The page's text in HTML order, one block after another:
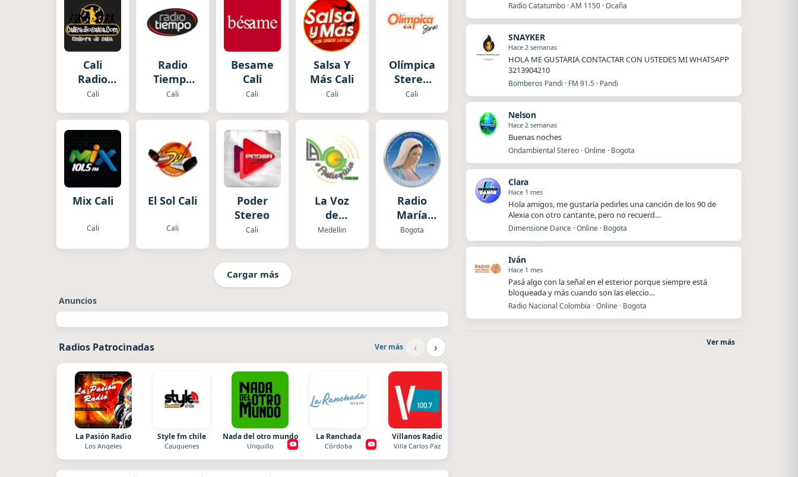
Cali
Radio
Salsa
Cali
Radio
Tiempo
Cali
Cali
Besame
Cali
Cali
Salsa Y
Más Cali
Cali
Olímpica
Stereo
Cali
Cali
Mix Cali
Cali
El Sol Cali
Cali
Poder
Stereo
Cali
La Voz
de
Antioquia
Medellin
Radio
María
Colombia
Bogota
Cargar más
Anuncios
Radios Patrocinadas Ver más ‹ ›
La Pasión Radio
Los Angeles
Style fm chile
Cauquenes
Nada del otro mundo
Unquillo
La Ranchada
Córdoba
Villanos Radio
Villa Carlos Paz
Radio Catatumbo · AM 1150 · Ocaña
SNAYKER
Hace 2 semanas
HOLA ME GUSTARIA CONTACTAR CON USTEDES MI WHATSAPP
3213904210
Bomberos Pandi · FM 91.5 · Pandi
Nelson
Hace 2 semanas
Buenas noches
Ondambiental Stereo · Online · Bogota
Clara
Hace 1 mes
Hola amigos, me gustaría pedirles una canción de los 90 de
Alexia con otro cantante, pero no recuerd…
Dimensione Dance · Online · Bogota
Iván
Hace 1 mes
Pasá algo con la señal en el esterior porque siempre está
bloqueada y más cuando son las eleccio…
Radio Nacional Colombia · Online · Bogota
Ver más